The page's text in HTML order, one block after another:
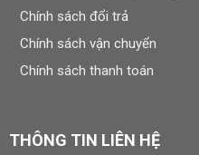
Chính sách đổi trả
Chính sách vận chuyển
Chính sách thanh toán
THÔNG TIN LIÊN HỆ